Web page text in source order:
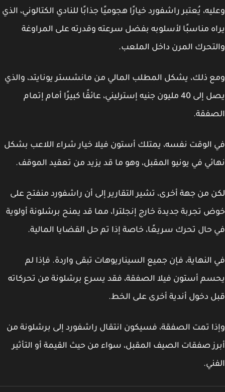
يُعتبر راشفورد خيارًا هجوميًا جذابًا للنادي الكتالوني، الذي
مناسبًا لأسلوبه بفضل سرعته وقدرته على المراوغة
المرن داخل الملعب.
ذلك، يشكل المطلب المالي من مانشستر يونايتد، والذي
يصل إلى 40 مليون جنيه إسترليني، عائقًا كبيرًا أمام إتمام
الوقت نفسه، يمتلك أستون فيلا خيار شراء اللاعب بشكل
في يونيو المقبل، وهو ما قد يزيد من تعقيد الموقف.
من جهة أخرى، تشير التقارير إلى أن راشفورد منفتح على
تجربة جديدة خارج إنجلترا، مما قد يمنح برشلونة أولوية
حال تحرك سريعًا، خاصة إذا تم حل القضايا المالية.
فإن جميع السيناريوهات تبقى واردة. فإذا لم
أستون فيلا الصفقة، فقد يسرع برشلونة من تحركاته
دخول أندية أخرى على الخط.
تمت الصفقة، فسيكون انتقال راشفورد إلى برشلونة من
صفقات الصيف المقبل، سواء من حيث القيمة أو التأثير